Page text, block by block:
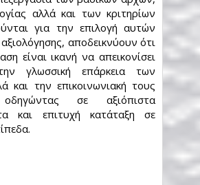
αλλά και των κριτηρίων
για την επιλογή αυτών
αποδεικνύουν ότι
είναι ικανή να απεικονίσει
γλωσσική επάρκεια των
και την επικοινωνιακή τους
οδηγώντας σε αξιόπιστα
και επιτυχή κατάταξη σε